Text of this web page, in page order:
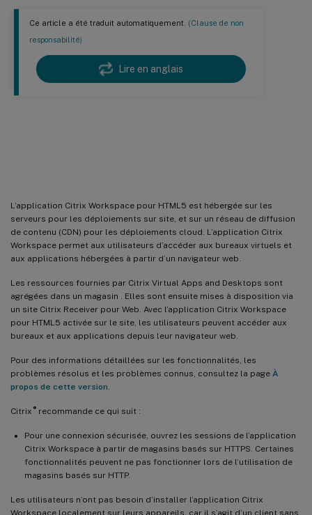
Ce article a été traduit automatiquement. (Clause de non
responsabilité)
Lire en anglais
L’application Citrix Workspace pour HTML5 est hébergée sur les
serveurs pour les déploiements sur site, et sur un réseau de diffusion
de contenu (CDN) pour les déploiements cloud. L’application Citrix
Workspace permet aux utilisateurs d’accéder aux bureaux virtuels et
aux applications hébergées à partir d’un navigateur web.
Les ressources fournies par Citrix Virtual Apps and Desktops sont
agrégées dans un magasin . Elles sont ensuite mises à disposition via
un site Citrix Receiver pour Web. Avec l’application Citrix Workspace
pour HTML5 activée sur le site, les utilisateurs peuvent accéder aux
bureaux et aux applications depuis leur navigateur web.
Pour des informations détaillées sur les fonctionnalités, les
problèmes résolus et les problèmes connus, consultez la page À
propos de cette version
Citrix ®recommande ce qui suit :
Pour une connexion sécurisée, ouvrez les sessions de l’application
Citrix Workspace à partir de magasins basés sur HTTPS. Certaines
fonctionnalités peuvent ne pas fonctionner lors de l’utilisation de
magasins basés sur HTTP.
Les utilisateurs n’ont pas besoin d’installer l’application Citrix
Workspace localement sur leurs appareils, car il s’agit d’un client sans